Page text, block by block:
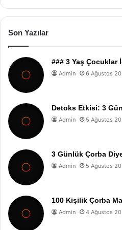
Son Yazılar
### 3 Yaş Çocuklar
Admin 6 Ağustos
Detoks Etkisi: 3
Admin 5 Ağustos
3 Günlük Çorba
Admin 5 Ağustos
100 Kişilik Çorba
Admin 4 Ağustos